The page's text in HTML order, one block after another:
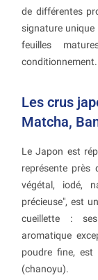
de différentes
signature unique
feuilles
conditionnement.
Les crus
Matcha,
Le Japon est
représente près
végétal, iodé,
précieuse", est
cueillette :
aromatique
poudre fine, est
(chanoyu).